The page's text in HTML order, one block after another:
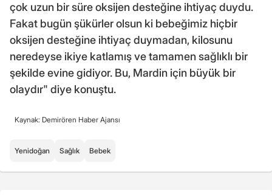
çok uzun bir süre oksijen desteğine ihtiyaç duydu.
Fakat bugün şükürler olsun ki bebeğimiz hiçbir
oksijen desteğine ihtiyaç duymadan, kilosunu
neredeyse ikiye katlamış ve tamamen sağlıklı bir
şekilde evine gidiyor. Bu, Mardin için büyük bir
olaydır" diye konuştu.
Kaynak: Demirören Haber Ajansı
Yenidoğan Sağlık Bebek